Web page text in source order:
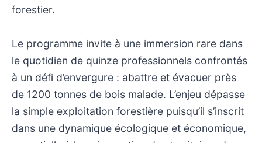
forestier.
Le programme invite à une immersion rare dans
le quotidien de quinze professionnels confrontés
à un défi d’envergure : abattre et évacuer près
de 1200 tonnes de bois malade. L’enjeu dépasse
la simple exploitation forestière puisqu’il s’inscrit
dans une dynamique écologique et économique,